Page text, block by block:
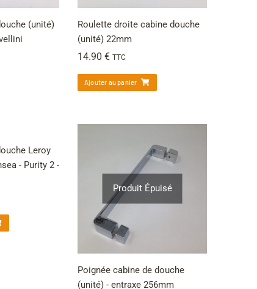
(unité)
Roulette droite cabine douche
(unité) 22mm
14.90 € TTC
Ajouter au panier
Leroy
- Purity 2 -
Produit Épuisé
Poignée cabine de douche
(unité) - entraxe 256mm